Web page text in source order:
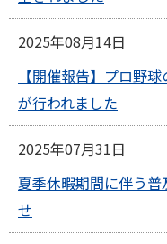
2025年08月14日
【開催報告】プロ野
が行われました
2025年07月31日
夏季休暇期間に伴う
せ